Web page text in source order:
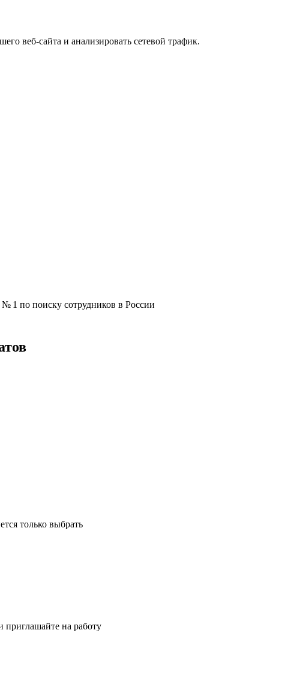
веб-сайта и анализировать сетевой трафик.
№ 1 по поиску сотрудников в России
только выбрать
на работу